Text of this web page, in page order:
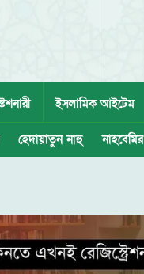
ইসলামিক আইটেম
হেদায়াতুন নাহু নাহবেমির